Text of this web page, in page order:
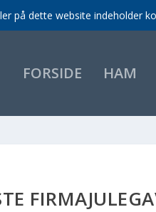
på dette website indeholder
FORSIDE HAM